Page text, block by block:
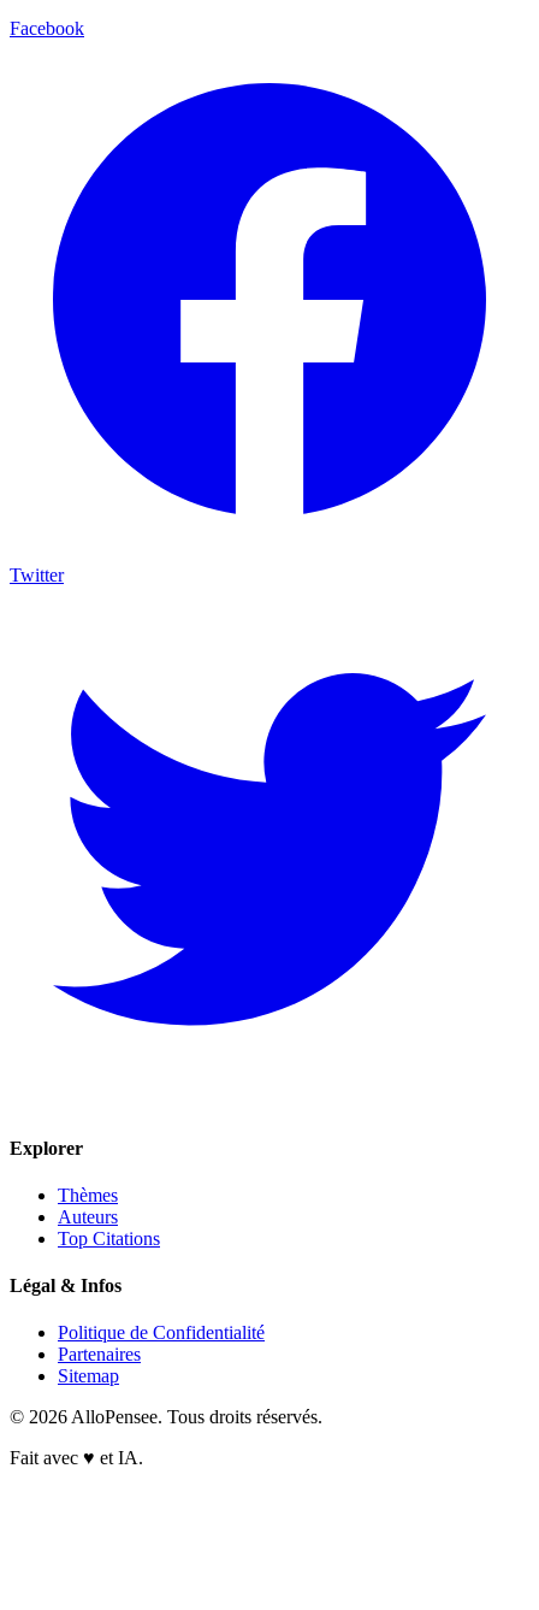
Facebook
Twitter
Explorer
Thèmes
Auteurs
Top Citations
Légal & Infos
Politique de Confidentialité
Partenaires
Sitemap
© 2026 AlloPensee. Tous droits réservés.
Fait avec ♥ et IA.